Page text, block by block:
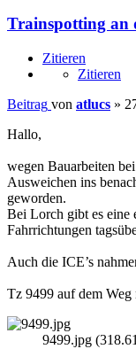
Trainspotting an
Zitieren
Zitieren
Beitrag von atlucs »
Hallo,
wegen Bauarbeiten
Ausweichen ins
geworden.
Bei Lorch gibt es eine
Fahrrichtungen
Auch die ICE’s
Tz 9499 auf dem Weg
9499.jpg